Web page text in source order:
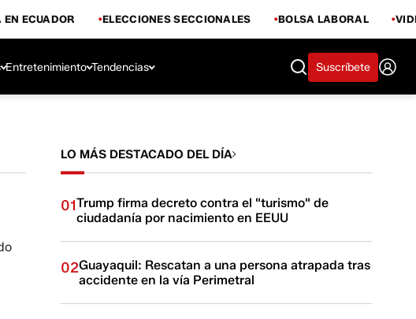
EN ECUADOR ELECCIONES SECCIONALES BOLSA LABORAL
Entretenimiento Tendencias Suscríbete
LO MÁS DESTACADO DEL DÍA
01Trump firma decreto contra el "turismo" de
ciudadanía por nacimiento en EEUU
02Guayaquil: Rescatan a una persona atrapada tras
accidente en la vía Perimetral